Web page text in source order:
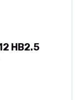
HB2.5